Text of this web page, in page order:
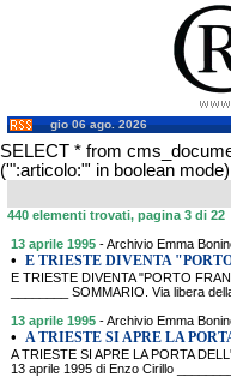
gio 06 ago. 2026
SELECT * from
('":articolo:"' in boolean
440 elementi trovati, pagina 3 di 22
13 aprile 1995 - Archivio Emma
• E TRIESTE DIVENTA
E TRIESTE DIVENTA "PORTO
________ SOMMARIO. Via libera
13 aprile 1995 - Archivio Emma
• A TRIESTE SI APRE LA
A TRIESTE SI APRE LA PORTA
13 aprile 1995 di Enzo Cirillo